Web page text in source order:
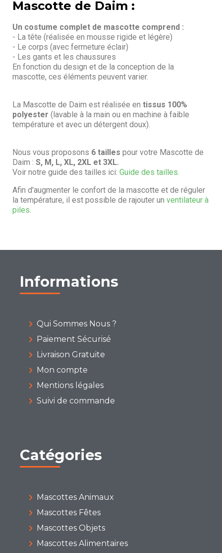
Mascotte de Daim :
Un costume complet de mascotte comprend :
- La tête (réalisée en mousse rigide et légère)
- Le corps (avec fermeture éclair)
- Les gants et les chaussures
En fonction du design et de la conception de la
mascotte, ces éléments peuvent varier.
La Mascotte de Daim est réalisée en tissus 100%
polyester (lavable à la main ou en machine à faible
température et avec un détergent doux).
Nous vous proposons 6 tailles pour votre Mascotte de
Daim : S, M, L, XL, 2XL et 3XL.
Voir notre guide des tailles ici: Guide des tailles.
Afin d'augmenter le confort de la mascotte et de réguler
la température, il est possible de rajouter un ventilateur à
piles.
Informations
Qui Sommes Nous ?
Paiement Sécurisé
Livraison Gratuite
Mon compte
Mentions légales
Suivi de commande
Catégories
Mascottes Animaux
Mascottes Fêtes
Mascottes Objets
Mascottes Alimentaires